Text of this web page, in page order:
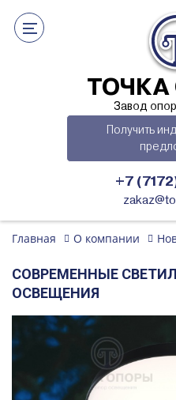
Завод
Получить
+7
Главная О компании
СОВРЕМЕННЫЕ
ОСВЕЩЕНИЯ